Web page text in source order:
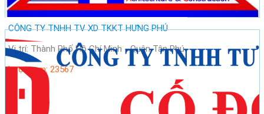
CÔNG TY TNHH TV XD TKKT HƯNG PHÚ
Vị trí: Thành Phố Hồ Chí Minh - Quận Tân Phú
Lượt xem: 23567